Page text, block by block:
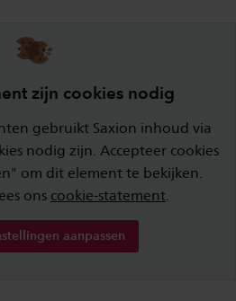
zijn cookies nodig
gebruikt Saxion inhoud via
nodig zijn. Accepteer cookies
om dit element te bekijken.
ons cookie-statement.
aanpassen